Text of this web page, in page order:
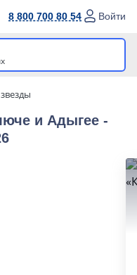
8 800 700 80 54 Войти
и Адыгее -